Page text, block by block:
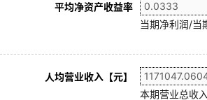
平均净资产收益率
当期净利润/当
人均营业收入【元】
本期营业总收